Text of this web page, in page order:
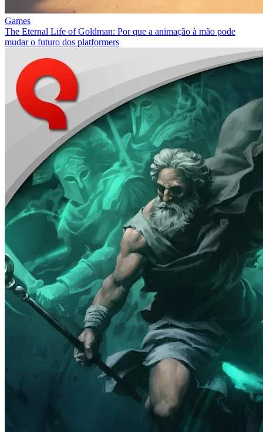
Games
The Eternal Life of Goldman: Por que a animação à mão pode
mudar o futuro dos platformers